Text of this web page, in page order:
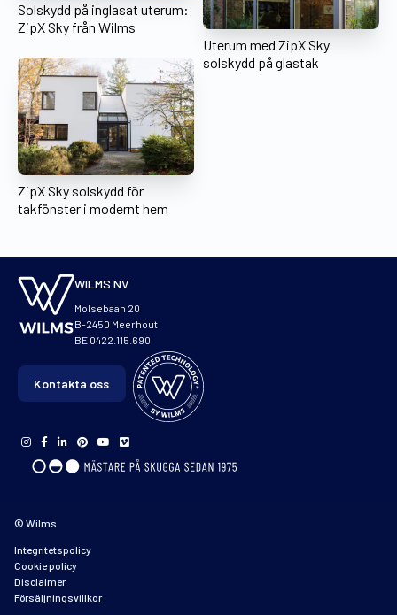
Solskydd på inglasat uterum:
ZipX Sky från Wilms
ZipX Sky solskydd för
takfönster i modernt hem
Uterum med ZipX Sky
solskydd på glastak
WILMS NV
Molsebaan 20
B-2450 Meerhout
BE 0422.115.690
Kontakta oss
© Wilms
Integritetspolicy
Cookie policy
Disclaimer
Försäljningsvillkor